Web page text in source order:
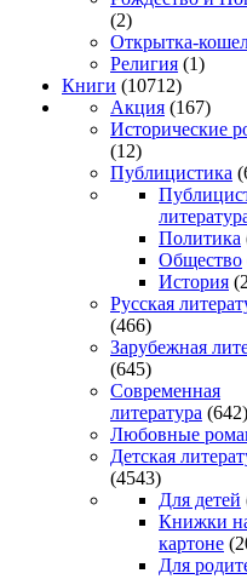
(2)
Открытка-
Религия (1)
Книги (10712)
Акция (167)
Исторические
(12)
Публицистика
Политика
Общество
История
Русская
(466)
Зарубежная
(645)
Современная
литература (642)
Любовные
Детская
(4543)
Для детей
Книжки
картоне
Для